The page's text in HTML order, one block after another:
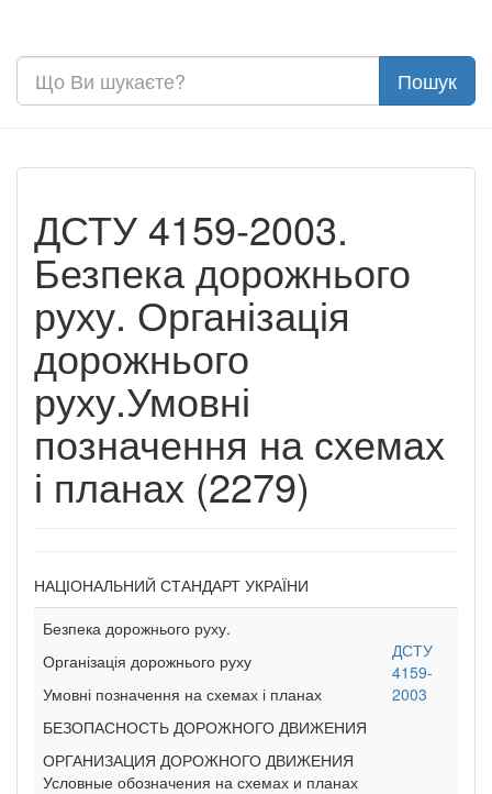
ДСТУ 4159-2003.
Безпека дорожнього
руху. Організація
дорожнього
руху.Умовні
позначення на схемах
і планах (2279)
НАЦІОНАЛЬНИЙ СТАНДАРТ УКРАЇНИ
Безпека дорожнього руху.
Організація дорожнього руху
Умовні позначення на схемах і планах
БЕЗОПАСНОСТЬ ДОРОЖНОГО ДВИЖЕНИЯ
ОРГАНИЗАЦИЯ ДОРОЖНОГО ДВИЖЕНИЯ
Условные обозначения на схемах и планах
ДСТУ
4159-
2003